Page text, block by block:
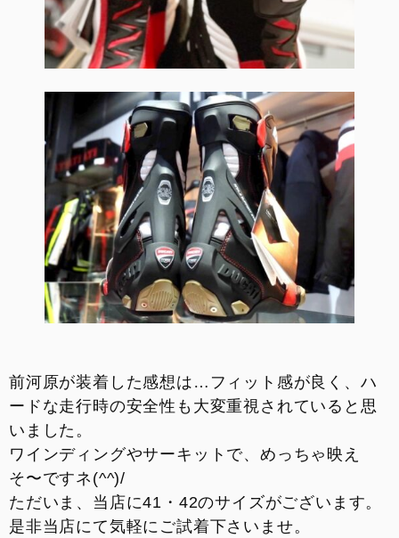
前河原が装着した感想は…フィット感が良く、ハ
ードな走行時の安全性も大変重視されていると思
いました。
ワインディングやサーキットで、めっちゃ映え
そ〜ですネ(^^)/
ただいま、当店に41・42のサイズがございます。
是非当店にて気軽にご試着下さいませ。